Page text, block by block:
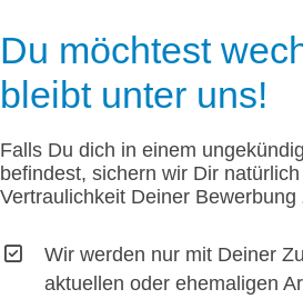
Du möchtest
bleibt unter uns!
Falls Du dich in einem
befindest, sichern wir Dir
Vertraulichkeit Deiner Bewerbung
Wir werden nur mit Deiner
aktuellen oder ehemaligen